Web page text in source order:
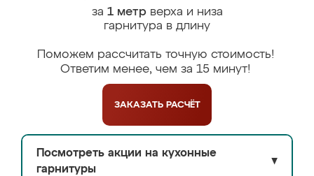
за 1 метрверха и низа
гарнитура в длину
Поможем рассчитать точную стоимость!
Ответим менее, чем за 15 минут!
ЗАКАЗАТЬ РАСЧЁТ
Посмотреть акции на кухонные
гарнитуры
▼